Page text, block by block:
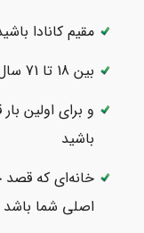
مقیم کانادا
بین 18 تا 71 سال سن داشته باشید
و برای اولین
باشید
خانه‌ای که قصد
اصلی شما باشد